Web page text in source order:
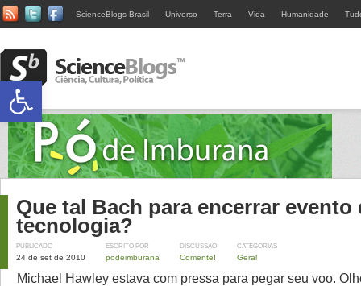
ScienceBlogs Brasil Universo Terra Vida Humanidade
Que tal Bach para encerrar evento
tecnologia?
PUBLICADO
24 de set de 2010
ESCRITO POR
podeimburana
DISCUSSÃO
Comente!
CATEGORIAS
Geral
Michael Hawley estava com pressa para pegar seu voo.
Abrir a barra de ferramentas